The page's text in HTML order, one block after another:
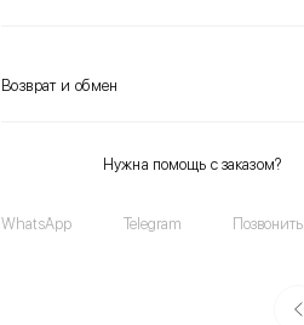
Возврат и обмен
Нужна помощь с заказом?
WhatsApp Telegram Позвонить